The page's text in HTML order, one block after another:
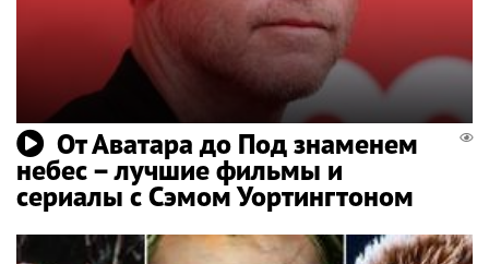
От Аватара до Под знаменем
небес – лучшие фильмы и
сериалы с Сэмом Уортингтоном